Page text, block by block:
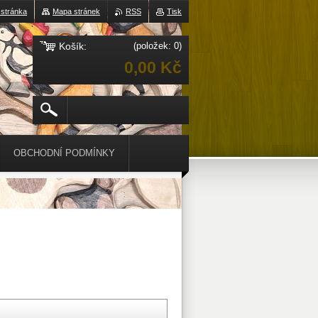
OBCHODNÍ PODMÍNKY
Tisk
RSS
Mapa stránek
Košík: (položek: 0)
0,00 Kč